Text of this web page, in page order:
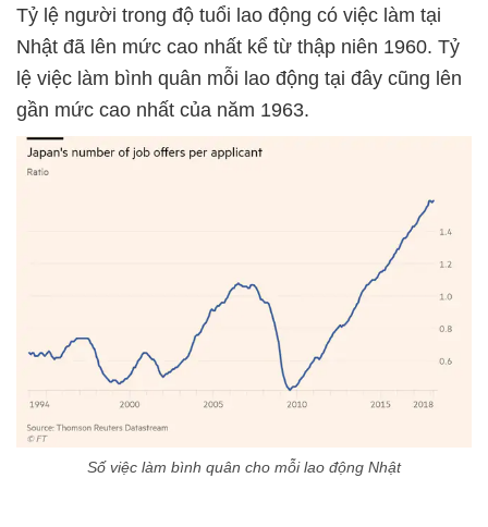
Tỷ lệ người trong độ tuổi lao động có việc làm tại
Nhật đã lên mức cao nhất kể từ thập niên 1960. Tỷ
lệ việc làm bình quân mỗi lao động tại đây cũng lên
gần mức cao nhất của năm 1963.
Số việc làm bình quân cho mỗi lao động Nhật